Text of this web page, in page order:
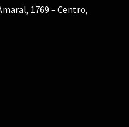
1769 – Centro,